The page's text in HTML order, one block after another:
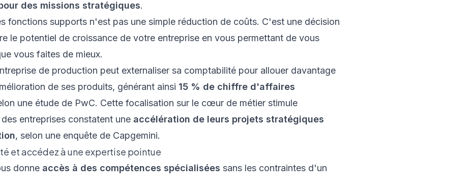
des missions stratégiques.
fonctions supports n'est pas une simple réduction de coûts. C'est une décision
le potentiel de croissance de votre entreprise en vous permettant de vous
vous faites de mieux.
de production peut externaliser sa comptabilité pour allouer davantage
de ses produits, générant ainsi 15 % de chiffre d'affaires
une étude de PwC. Cette focalisation sur le cœur de métier stimule
entreprises constatent une accélération de leurs projets stratégiques
, selon une enquête de Capgemini.
et accédez à une expertise pointue
donne accès à des compétences spécialisées sans les contraintes d'un